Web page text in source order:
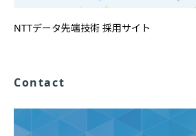
NTTデータ先端技術 採用サイト
Contact